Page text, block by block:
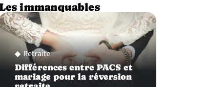
immanquables
Retraite
Différences entre PACS et
mariage pour la réversion